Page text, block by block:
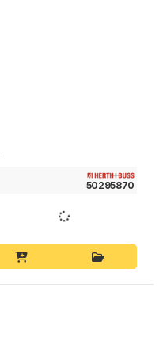
50295870